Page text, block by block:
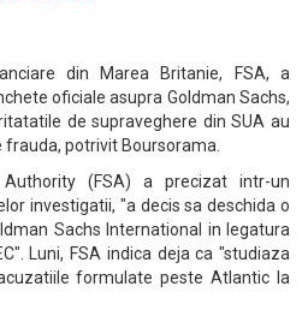
din Marea Britanie, FSA, a
oficiale asupra Goldman Sachs,
de supraveghere din SUA au
potrivit Boursorama.
(FSA) a precizat intr-un
investigatii, "a decis sa deschida o
Sachs International in legatura
Luni, FSA indica deja ca "studiaza
formulate peste Atlantic la